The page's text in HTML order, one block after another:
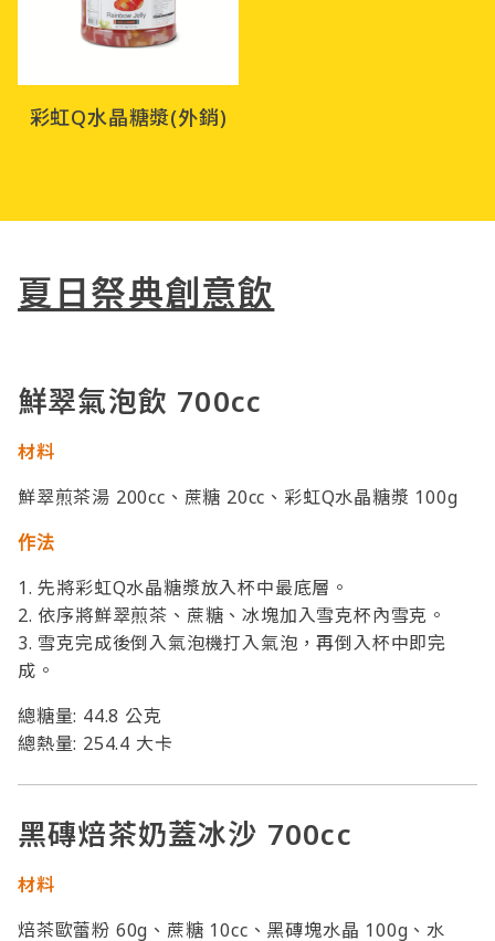
彩虹Q水晶糖漿(外銷)
夏日祭典創意飲
鮮翠氣泡飲 700cc
材料
鮮翠煎茶湯 200cc、蔗糖 20cc、彩虹Q水晶糖漿 100g
作法
1. 先將彩虹Q水晶糖漿放入杯中最底層。
2. 依序將鮮翠煎茶、蔗糖、冰塊加入雪克杯內雪克。
3. 雪克完成後倒入氣泡機打入氣泡，再倒入杯中即完
成。
總糖量: 44.8 公克
總熱量: 254.4 大卡
黑磚焙茶奶蓋冰沙 700cc
材料
焙茶歐蕾粉 60g、蔗糖 10cc、黑磚塊水晶 100g、水